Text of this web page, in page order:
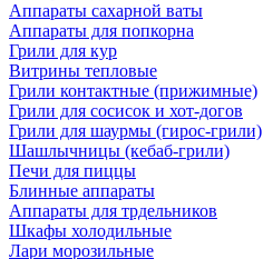
Аппараты сахарной ваты
Аппараты для попкорна
Грили для кур
Витрины тепловые
Грили контактные (прижимные)
Грили для сосисок и хот-догов
Грили для шаурмы (гирос-грили)
Шашлычницы (кебаб-грили)
Печи для пиццы
Блинные аппараты
Аппараты для трдельников
Шкафы холодильные
Лари морозильные